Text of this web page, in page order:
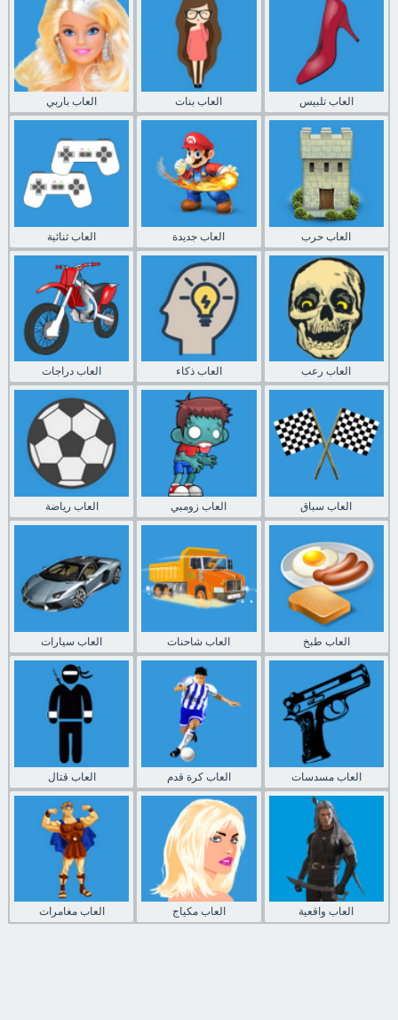
العاب باربي العاب بنات العاب تلبيس
العاب ثنائية العاب جديدة العاب حرب
العاب دراجات العاب ذكاء العاب رعب
العاب رياضة العاب زومبي العاب سباق
العاب سيارات العاب شاحنات العاب طبخ
العاب قتال العاب كرة قدم العاب مسدسات
العاب مغامرات العاب مكياج العاب واقعية